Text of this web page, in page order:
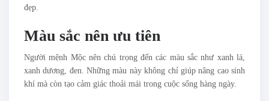
đẹp.
Màu sắc nên ưu tiên
Người mệnh Mộc nên chú trọng đến các màu sắc như xanh lá,
xanh dương, đen. Những màu này không chỉ giúp nâng cao sinh
khí mà còn tạo cảm giác thoải mái trong cuộc sống hàng ngày.